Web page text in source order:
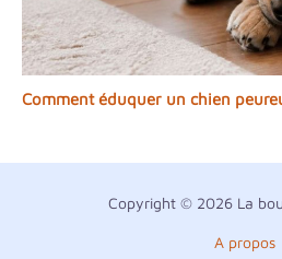
Comment éduquer un chien
Copyright © 2026 La
A propos